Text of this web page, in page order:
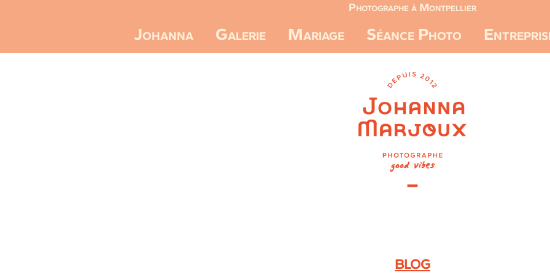
Photographe à Montpellier
Johanna Galerie Mariage Séance Photo
BLOG